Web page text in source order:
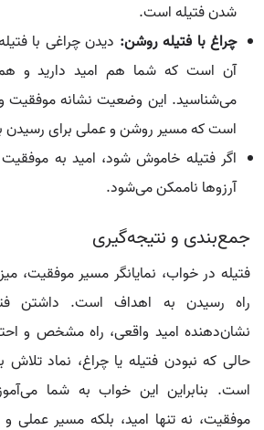
شدن فتيله است.
چراغ با فتيله روشن: دیدن چراغی با
آن است که شما هم امید دارید و
می‌شناسید. این وضعیت نشانه موفقیت
است که مسیر روشن و عملی برای رسیدن
اگر فتيله خاموش شود، امید به
آرزوها ناممکن می‌شود.
جمع‌بندی و نتیجه‌گیری
فتيله در خواب، نمایانگر مسیر موفقیت،
راه رسیدن به اهداف است. داشتن
نشان‌دهنده امید واقعی، راه مشخص و
حالی که نبودن فتيله یا چراغ، نماد
است. بنابراین این خواب به شما
موفقیت، نه تنها امید، بلکه مسیر عملی